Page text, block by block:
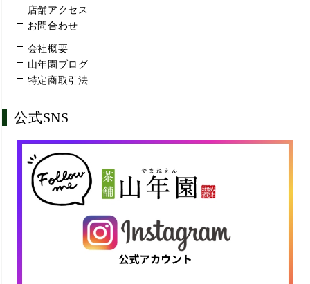
店舗アクセス
お問合わせ
会社概要
山年園ブログ
特定商取引法
公式SNS